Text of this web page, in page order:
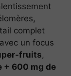
complet
un focus
fruits,
+ 600 mg de